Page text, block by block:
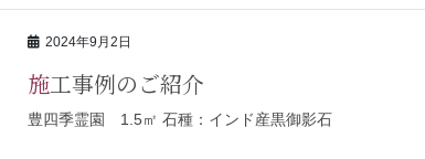
2024年9月2日
施工事例のご紹介
豊四季霊園 1.5㎡ 石種：インド産黒御影石